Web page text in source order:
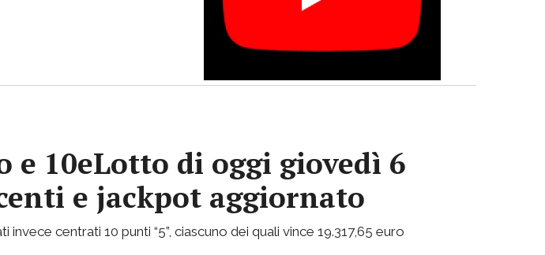
10eLotto di oggi giovedì 6
e jackpot aggiornato
invece centrati 10 punti “5”, ciascuno dei quali vince 19.317,65 euro